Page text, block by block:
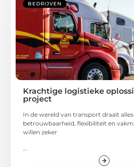
BEDRIJVEN
Krachtige logistieke
project
In de wereld van transport draait
betrouwbaarheid, flexibiliteit en
willen zeker